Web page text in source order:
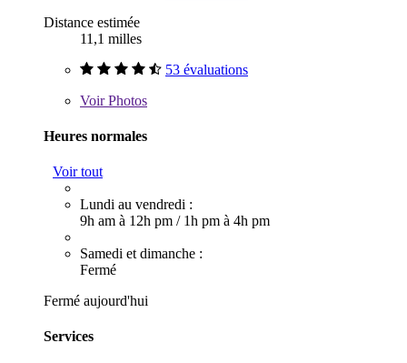
Distance estimée
11,1 milles
53 évaluations
VoirPhotos
Heures normales
Voir tout
Lundi au vendredi :
9h am à 12h pm / 1h pm à 4h pm
Samedi et dimanche :
Fermé
Fermé aujourd'hui
Services